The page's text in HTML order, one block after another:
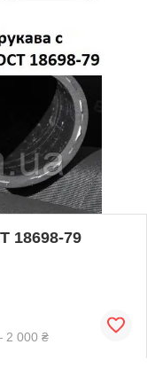
18698-79
2 000 ₴